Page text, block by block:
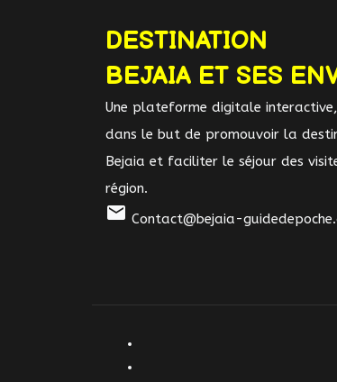
DESTINATION
BEJAIA ET SES
Une plateforme digitale interactive,
dans le but de promouvoir la
Bejaia et faciliter le séjour des
région.
mail Contact@bejaia-